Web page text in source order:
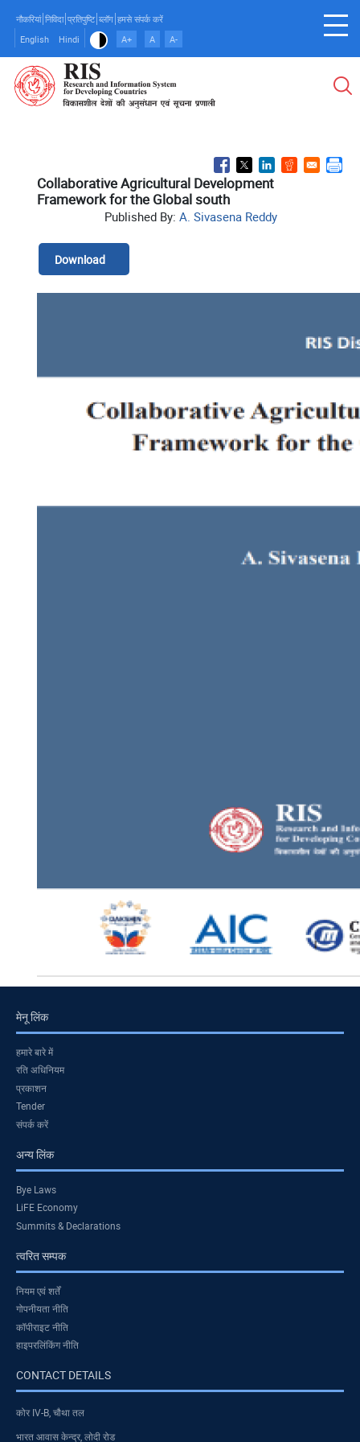
main
content
नौकरियां निविदा प्रतिपुष्टि ब्लॉग हमसे संपर्क करें
English
Hindi A+ A A-
Collaborative Agricultural Development
Framework for the Global south
Published By:A. Sivasena Reddy
Download
मेनू लिंक
हमारे बारे में
रति अधिनियम
प्रकाशन
Tender
संपर्क करें
अन्य लिंक
Bye Laws
LiFE Economy
Summits & Declarations
त्वरित सम्पक
नियम एवं शर्तें
गोपनीयता नीति
कॉपीराइट नीति
हाइपरलिंकिंग नीति
CONTACT DETAILS
कोर IV-B, चौथा तल
भारत आवास केन्द्र, लोदी रोड